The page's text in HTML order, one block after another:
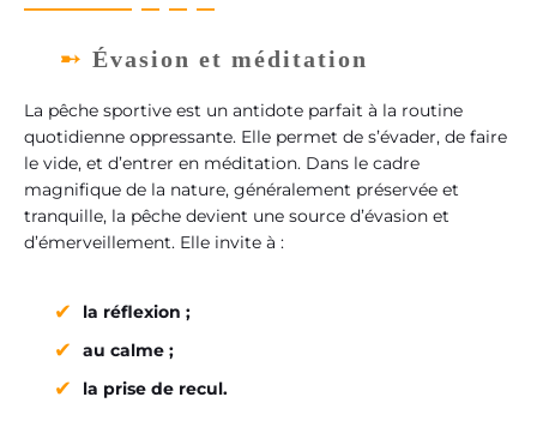
Évasion et méditation
La pêche sportive est un antidote parfait à la routine
quotidienne oppressante. Elle permet de s’évader, de faire
le vide, et d’entrer en méditation. Dans le cadre
magnifique de la nature, généralement préservée et
tranquille, la pêche devient une source d’évasion et
d’émerveillement. Elle invite à :
la réflexion ;
au calme ;
la prise de recul.